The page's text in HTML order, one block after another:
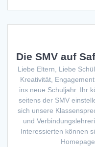
Die SMV auf
Liebe Eltern, Liebe
Kreativität,
ins neue Schuljahr. Ihr
seitens der SMV
sich unsere
und
Interessierten können